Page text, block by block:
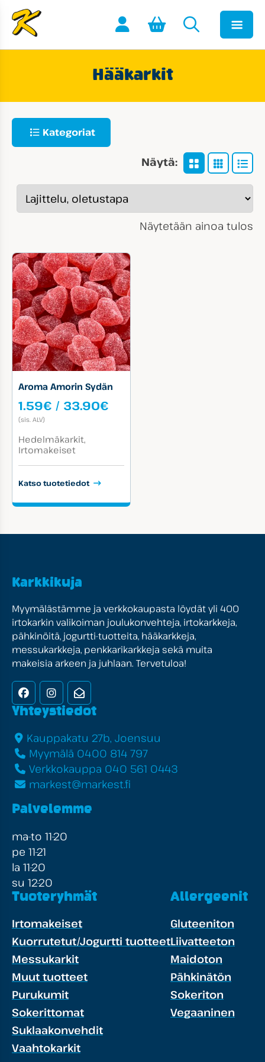
Hääkarkit
Kategoriat
Näytä:
Näytetään ainoa tulos
Aroma Amorin Sydän
1.59€ / 33.90€
(sis. ALV)
Tuotekategoriat:
Hedelmäkarkit
Irtomakeiset
Katso tuotetiedot
Karkkikuja
Myymälästämme ja verkkokaupasta löydät yli 400
irtokarkin valikoiman joulukonvehteja, irtokarkkeja,
pähkinöitä, jogurtti-tuotteita, hääkarkkeja,
messukarkkeja, penkkarikarkkeja sekä muita
makeisia arkeen ja juhlaan. Tervetuloa!
FacebookInstagramUutiskirje
Yhteystiedot
Kauppakatu 27b, Joensuu
Myymälä 0400 814 797
Verkkokauppa 040 561 0443
markest@markest.fi
Palvelemme
ma-to 11-20
pe 11-21
la 11-20
su 12-20
Tuoteryhmät
Irtomakeiset
Kuorrutetut/Jogurtti tuotteet
Messukarkit
Muut tuotteet
Purukumit
Sokerittomat
Suklaakonvehdit
Vaahtokarkit
Allergeenit
Gluteeniton
Liivatteeton
Maidoton
Pähkinätön
Sokeriton
Vegaaninen